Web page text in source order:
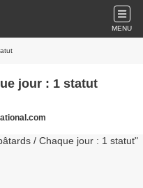
MENU
jour : 1 statut